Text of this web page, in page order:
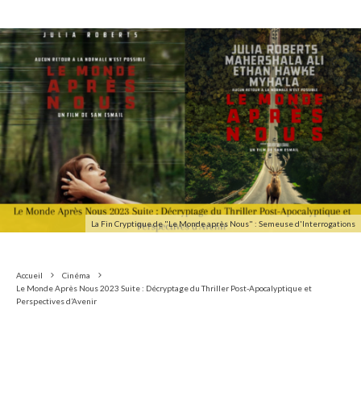
La Fin Cryptique de "Le Monde après Nous" : Semeuse d'Interrogations
Accueil
Cinéma
Le Monde Après Nous 2023 Suite : Décryptage du Thriller Post-Apocalyptique et
Perspectives d’Avenir